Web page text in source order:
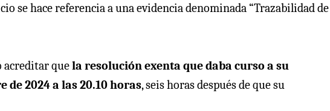
se hace referencia a una evidencia denominada “Trazabilidad de
acreditar quela resolución exenta que daba curso a su
de 2024 a las 20.10 horas, seis horas después de que su